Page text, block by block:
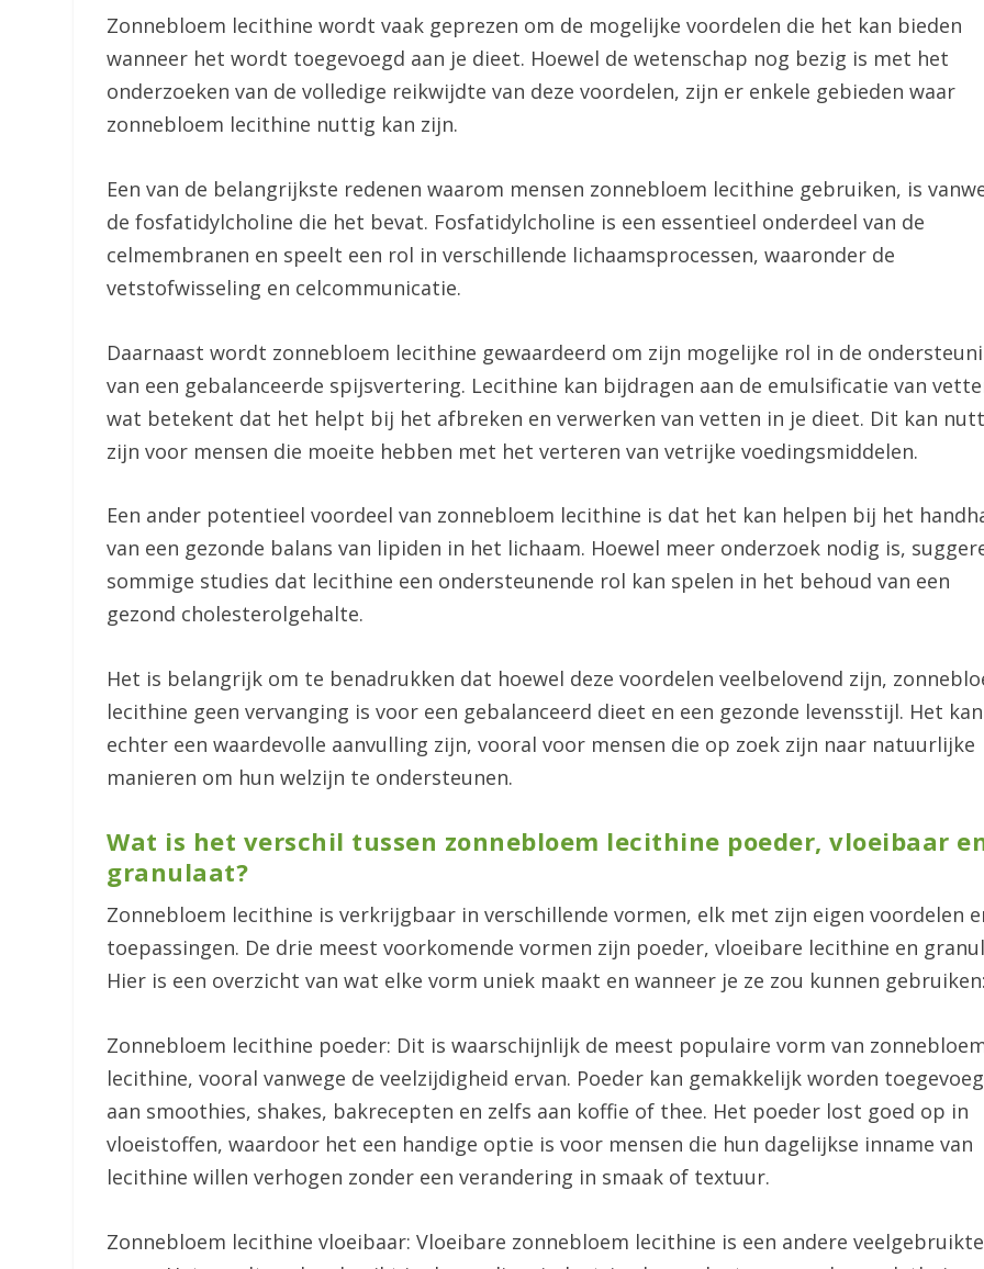
Zonnebloem lecithine wordt vaak geprezen om de mogelijke voordelen die het kan bieden
wanneer het wordt toegevoegd aan je dieet. Hoewel de wetenschap nog bezig is met het
onderzoeken van de volledige reikwijdte van deze voordelen, zijn er enkele gebieden waar
zonnebloem lecithine nuttig kan zijn.
Een van de belangrijkste redenen waarom mensen zonnebloem lecithine gebruiken, is
de fosfatidylcholine die het bevat. Fosfatidylcholine is een essentieel onderdeel van de
celmembranen en speelt een rol in verschillende lichaamsprocessen, waaronder de
vetstofwisseling en celcommunicatie.
Daarnaast wordt zonnebloem lecithine gewaardeerd om zijn mogelijke rol in de
van een gebalanceerde spijsvertering. Lecithine kan bijdragen aan de emulsificatie van
wat betekent dat het helpt bij het afbreken en verwerken van vetten in je dieet. Dit kan
zijn voor mensen die moeite hebben met het verteren van vetrijke voedingsmiddelen.
Een ander potentieel voordeel van zonnebloem lecithine is dat het kan helpen bij het
van een gezonde balans van lipiden in het lichaam. Hoewel meer onderzoek nodig is,
sommige studies dat lecithine een ondersteunende rol kan spelen in het behoud van een
gezond cholesterolgehalte.
Het is belangrijk om te benadrukken dat hoewel deze voordelen veelbelovend zijn,
lecithine geen vervanging is voor een gebalanceerd dieet en een gezonde levensstijl. Het kan
echter een waardevolle aanvulling zijn, vooral voor mensen die op zoek zijn naar natuurlijke
manieren om hun welzijn te ondersteunen.
Wat is het verschil tussen zonnebloem lecithine poeder, vloeibaar
granulaat?
Zonnebloem lecithine is verkrijgbaar in verschillende vormen, elk met zijn eigen voordelen
toepassingen. De drie meest voorkomende vormen zijn poeder, vloeibare lecithine en
Hier is een overzicht van wat elke vorm uniek maakt en wanneer je ze zou kunnen gebruiken:
Zonnebloem lecithine poeder: Dit is waarschijnlijk de meest populaire vorm van
lecithine, vooral vanwege de veelzijdigheid ervan. Poeder kan gemakkelijk worden
aan smoothies, shakes, bakrecepten en zelfs aan koffie of thee. Het poeder lost goed op in
vloeistoffen, waardoor het een handige optie is voor mensen die hun dagelijkse inname van
lecithine willen verhogen zonder een verandering in smaak of textuur.
Zonnebloem lecithine vloeibaar: Vloeibare zonnebloem lecithine is een andere veelgebruikte